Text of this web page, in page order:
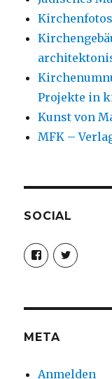
Projekte in
Kunst von
MFK –
SOCIAL
Profil
von
anzeigen
Profil
von
anzeigen
META
Anmelden